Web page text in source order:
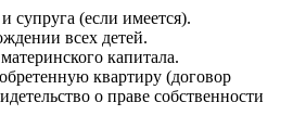
супруга (если имеется).
всех детей.
капитала.
квартиру (договор
о праве собственности